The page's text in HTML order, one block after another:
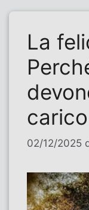
La
carico
02/12/2025